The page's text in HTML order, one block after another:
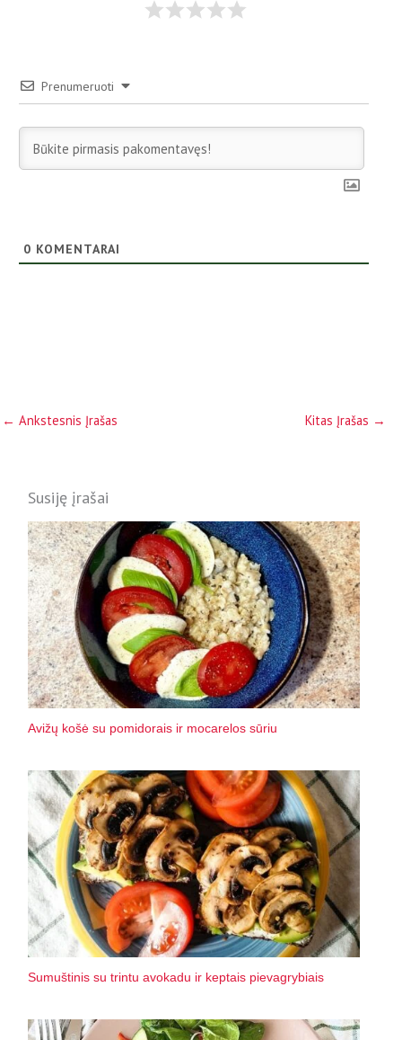
Prenumeruoti
0 KOMENTARAI
← Ankstesnis Įrašas Kitas Įrašas →
Susiję įrašai
Avižų košė su pomidorais ir mocarelos sūriu
Sumuštinis su trintu avokadu ir keptais pievagrybiais